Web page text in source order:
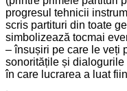
progresul tehnicii
scris partituri din toate
simbolizează tocmai
– însușiri pe care le veți
sonoritățile și
în care lucrarea a luat